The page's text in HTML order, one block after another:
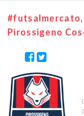
Pirossigeno